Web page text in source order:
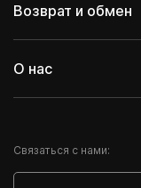
Возврат и обмен
О нас
Cвязаться с нами: